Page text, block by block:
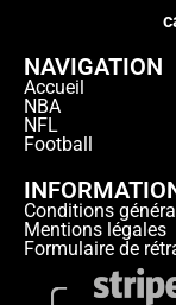
NAVIGATION
Accueil
NBA
NFL
Football
Conditions
Mentions légales
Formulaire de